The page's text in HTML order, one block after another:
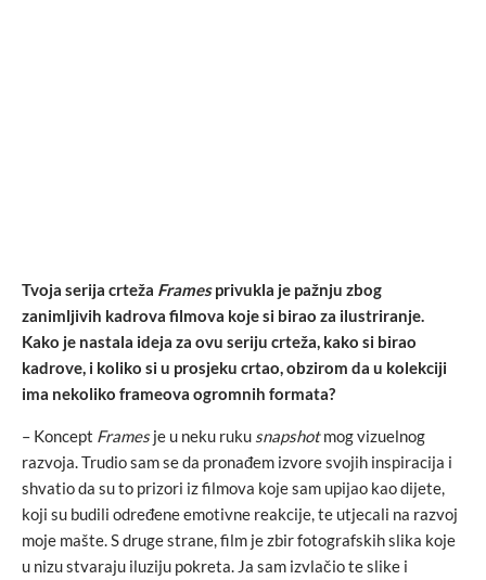
Tvoja serija crteža Framesprivukla je pažnju zbog
zanimljivih kadrova filmova koje si birao za ilustriranje.
Kako je nastala ideja za ovu seriju crteža, kako si birao
kadrove, i koliko si u prosjeku crtao, obzirom da u kolekciji
ima nekoliko frameova ogromnih formata?
– Koncept Framesje u neku ruku snapshotmog vizuelnog
razvoja. Trudio sam se da pronađem izvore svojih inspiracija i
shvatio da su to prizori iz filmova koje sam upijao kao dijete,
koji su budili određene emotivne reakcije, te utjecali na razvoj
moje mašte. S druge strane, film je zbir fotografskih slika koje
u nizu stvaraju iluziju pokreta. Ja sam izvlačio te slike i